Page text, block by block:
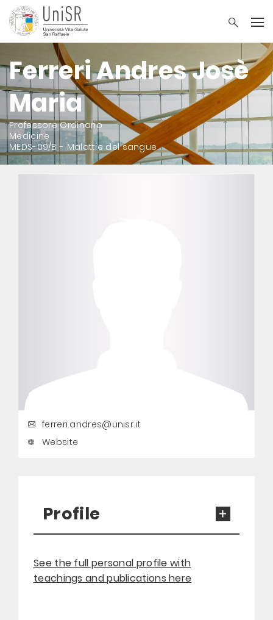
Ferreri Andres Josè
Maria
Professore Ordinario
Medicine
MEDS-09/B - Malattie del sangue
ferreri.andres@unisr.it
Website
Profile
See the full personal profile with
teachings and publications here